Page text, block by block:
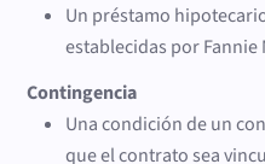
Un préstamo
establecidas por Fannie
Contingencia
Una condición de un
que el contrato sea